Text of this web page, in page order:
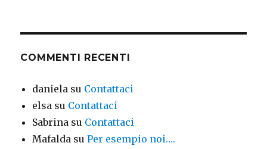
COMMENTI RECENTI
daniela su Contattaci
elsa su Contattaci
Sabrina su Contattaci
Mafalda suPer esempio noi….